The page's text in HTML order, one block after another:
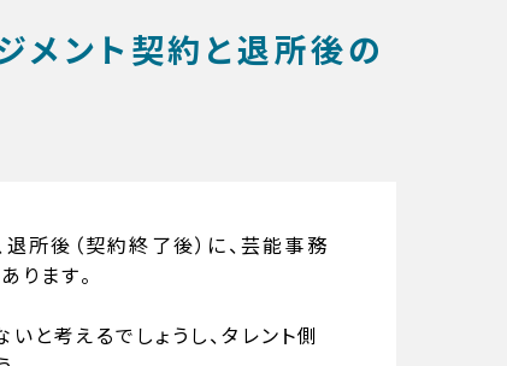
メント契約と退所後の
所後（契約終了後）に、芸能事務
ります。
考えるでしょうし、タレント側